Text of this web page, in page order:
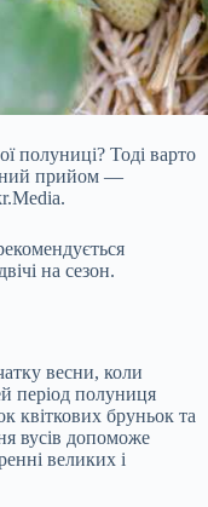
полуниці? Тоді варто
прийом —
на сезон.
весни, коли
період полуниця
квіткових бруньок та
вусів допоможе
великих і